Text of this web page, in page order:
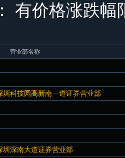
有价格涨跌幅
营业部名称
科技园高新南一道证券营业部
圳深南大道证券营业部